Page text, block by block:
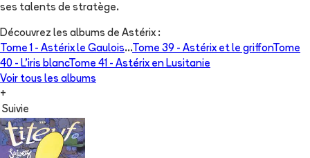
ses talents de stratège.
Découvrez les albums de Astérix :
Tome 1 - Astérix le Gaulois...Tome 39 - Astérix et le griffonTome
40 - L'iris blancTome 41 - Astérix en Lusitanie
Voir tous les albums
+
Suivie